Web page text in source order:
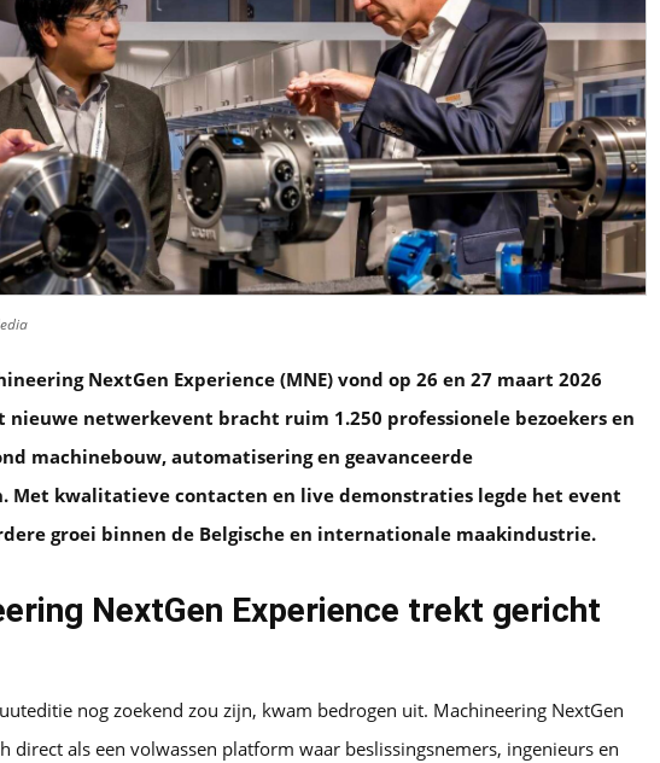
NextGen Experience (MNE) vond op 26 en 27 maart 2026
nieuwe netwerkevent bracht ruim 1.250 professionele bezoekers en
machinebouw, automatisering en geavanceerde
Met kwalitatieve contacten en live demonstraties legde het event
groei binnen de Belgische en internationale maakindustrie.
NextGen Experience trekt gericht
nog zoekend zou zijn, kwam bedrogen uit. Machineering NextGen
direct als een volwassen platform waar beslissingsnemers, ingenieurs en